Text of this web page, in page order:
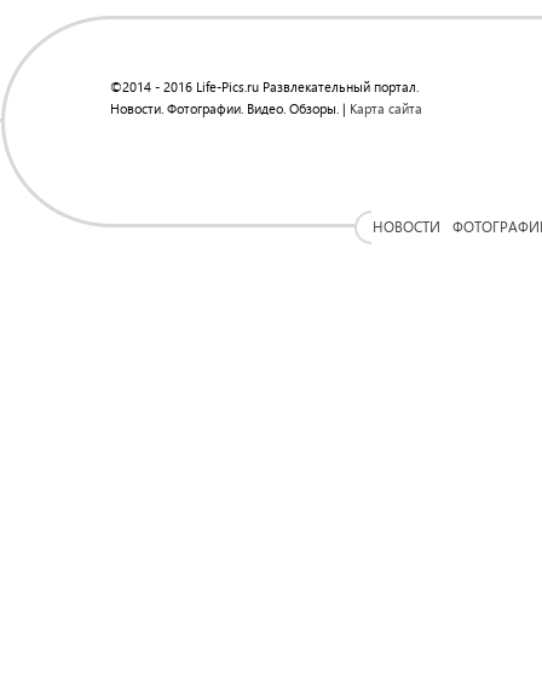
©2014 - 2016 Life-Pics.ru Развлекательный портал.
Новости. Фотографии. Видео. Обзоры. | Карта сайта
НОВОСТИ